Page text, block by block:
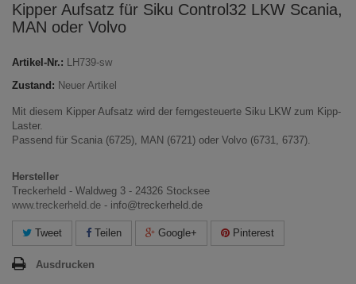
Kipper Aufsatz für Siku Control32 LKW Scania,
MAN oder Volvo
Artikel-Nr.: LH739-sw
Zustand: Neuer Artikel
Mit diesem Kipper Aufsatz wird der ferngesteuerte Siku LKW zum Kipp-
Laster.
Passend für Scania (6725), MAN (6721) oder Volvo (6731, 6737).
Hersteller
Treckerheld - Waldweg 3 - 24326 Stocksee
www.treckerheld.de - info@treckerheld.de
Tweet Teilen Google+ Pinterest
Ausdrucken